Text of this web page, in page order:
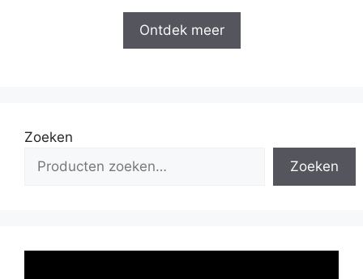
Ontdek meer
Zoeken
Zoeken